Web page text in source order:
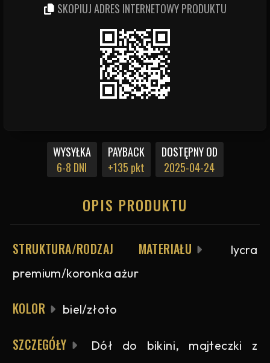
WYSYŁKA
6-8 DNI
PAYBACK
+135 pkt
DOSTĘPNY OD
2025-04-24
OPIS PRODUKTU
STRUKTURA/RODZAJ MATERIAŁU
lycra
premium/koronka ażur
KOLOR biel/złoto
SZCZEGÓŁY
Dół do bikini, majteczki z
SKOPIUJ ADRES INTERNETOWY PRODUKTU